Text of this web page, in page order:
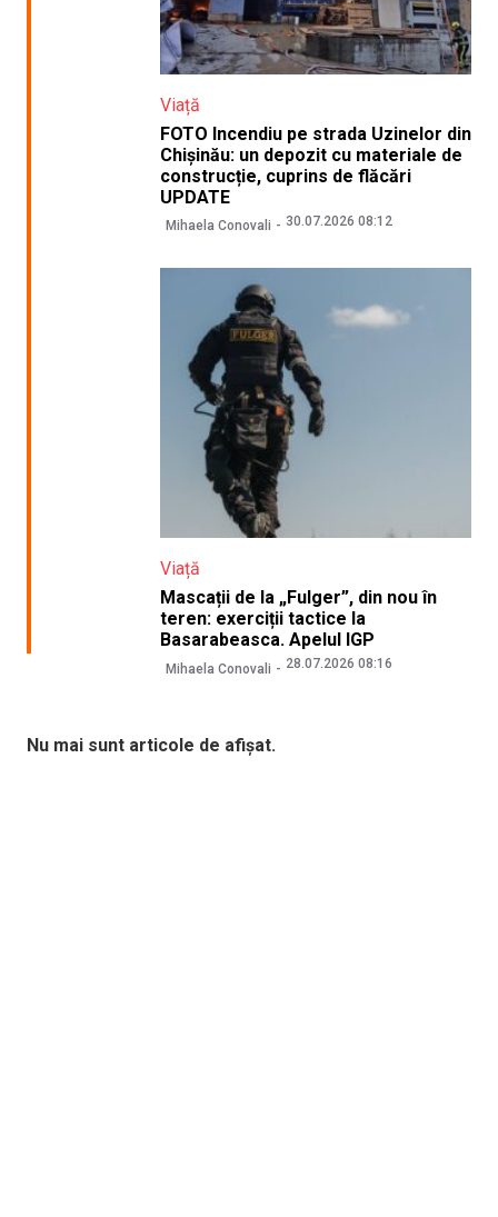
Viață
FOTO Incendiu pe strada Uzinelor din
Chișinău: un depozit cu materiale de
construcție, cuprins de flăcări
UPDATE
Mihaela Conovali 30.07.2026 08:12
Viață
Mascații de la „Fulger”, din nou în
teren: exerciții tactice la
Basarabeasca. Apelul IGP
Mihaela Conovali 28.07.2026 08:16
Nu mai sunt articole de afișat.